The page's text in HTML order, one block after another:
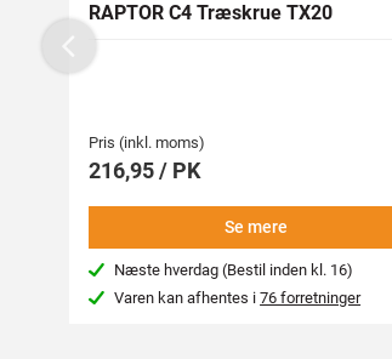
RAPTOR C4 Træskrue TX20
Pris (inkl. moms)
216,95 / PK
Se mere
Næste hverdag (Bestil inden kl. 16)
Varen kan afhentes i76 forretninger
Previous